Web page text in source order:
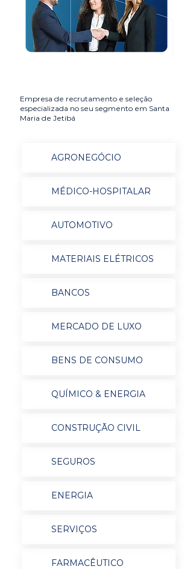
Empresa de recrutamento e seleção
especializada no seu segmento em Santa
Maria de Jetibá
AGRONEGÓCIO
MÉDICO-HOSPITALAR
AUTOMOTIVO
MATERIAIS ELÉTRICOS
BANCOS
MERCADO DE LUXO
BENS DE CONSUMO
QUÍMICO & ENERGIA
CONSTRUÇÃO CIVIL
SEGUROS
ENERGIA
SERVIÇOS
FARMACÊUTICO